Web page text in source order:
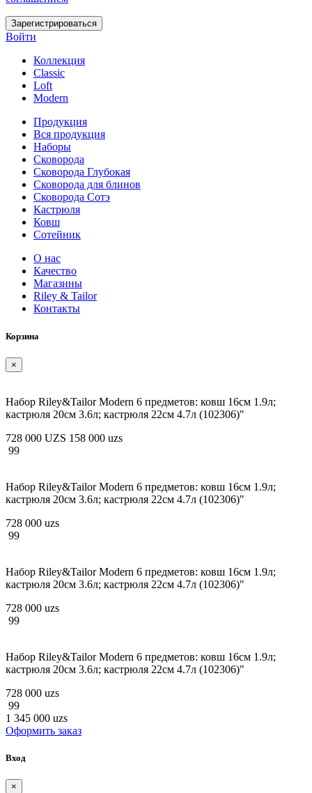
Зарегистрироваться
Войти
Коллекция
Classic
Loft
Modern
Продукция
Вся продукция
Наборы
Сковорода
Сковорода Глубокая
Сковорода для блинов
Сковорода Сотэ
Кастрюля
Ковш
Сотейник
О нас
Качество
Магазины
Riley & Tailor
Контакты
Корзина
×
Набор Riley&Tailor Modern 6 предметов: ковш 16см 1.9л;
кастрюля 20см 3.6л; кастрюля 22см 4.7л (102306)"
728 000 UZS 158 000 uzs
99
Набор Riley&Tailor Modern 6 предметов: ковш 16см 1.9л;
кастрюля 20см 3.6л; кастрюля 22см 4.7л (102306)"
728 000 uzs
99
Набор Riley&Tailor Modern 6 предметов: ковш 16см 1.9л;
кастрюля 20см 3.6л; кастрюля 22см 4.7л (102306)"
728 000 uzs
99
Набор Riley&Tailor Modern 6 предметов: ковш 16см 1.9л;
кастрюля 20см 3.6л; кастрюля 22см 4.7л (102306)"
728 000 uzs
99
1 345 000 uzs
Оформить заказ
Вход
×